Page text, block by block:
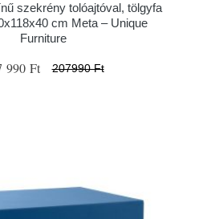
szekrény tolóajtóval, tölgyfa
cm Meta – Unique
Furniture
990 Ft 207990 Ft